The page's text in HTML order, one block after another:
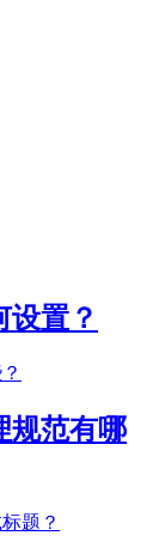
置？
规范有哪